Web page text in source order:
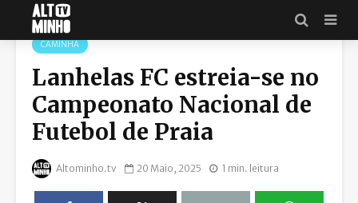
CAMINHA
Lanhelas FC estreia-se no
Campeonato Nacional de
Futebol de Praia
Altominho.tv 20 Maio, 2025 1 min. leitura